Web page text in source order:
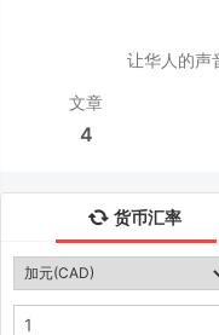
让华人的声
文章
4
货币汇率